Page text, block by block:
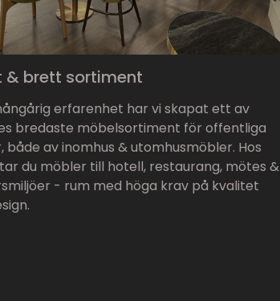
& brett sortiment
erfarenhet har vi skapat ett av
bredaste möbelsortiment för offentliga
både av inomhus & utomhusmöbler. Hos
du möbler till hotell, restaurang, mötes &
- rum med höga krav på kvalitet